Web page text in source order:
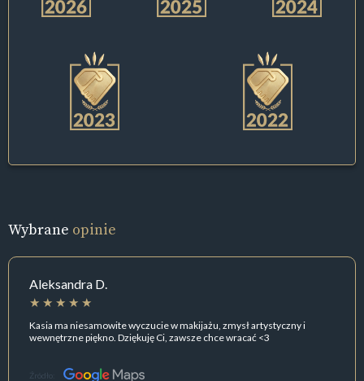
Wybrane opinie
Aleksandra D.
Kasia ma niesamowite wyczucie w makijażu, zmysł artystyczny i
wewnętrzne piękno. Dziękuję Ci, zawsze chce wracać <3
Źródło: